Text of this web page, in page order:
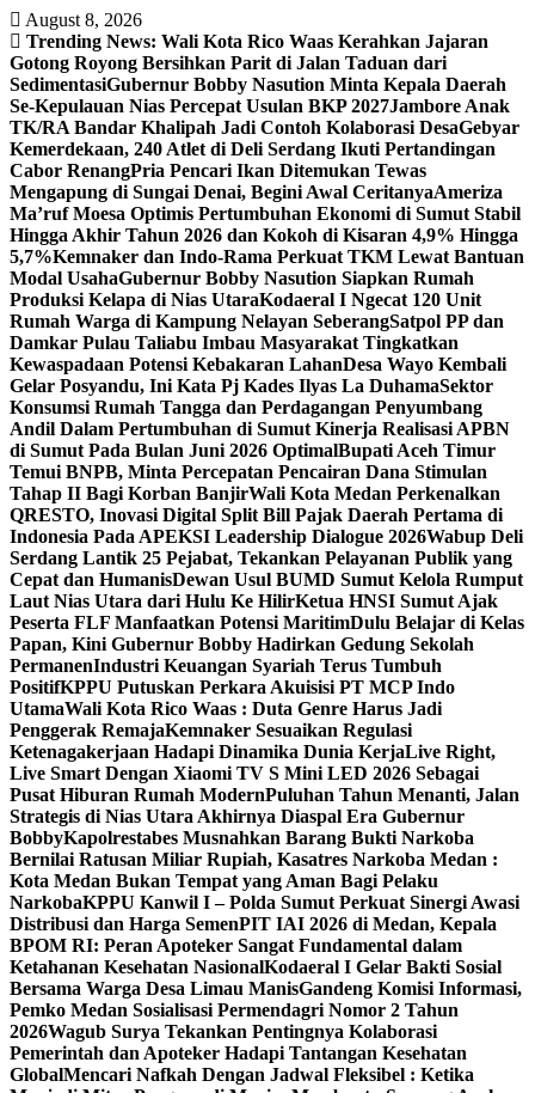
Skip
to
content
August 8, 2026
Trending News: Wali Kota Rico Waas Kerahkan Jajaran
Gotong Royong Bersihkan Parit di Jalan Taduan dari
SedimentasiGubernur Bobby Nasution Minta Kepala Daerah
Se-Kepulauan Nias Percepat Usulan BKP 2027Jambore Anak
TK/RA Bandar Khalipah Jadi Contoh Kolaborasi DesaGebyar
Kemerdekaan, 240 Atlet di Deli Serdang Ikuti Pertandingan
Cabor RenangPria Pencari Ikan Ditemukan Tewas
Mengapung di Sungai Denai, Begini Awal Ceritanya‎Ameriza
Ma’ruf Moesa‎ Optimis Pertumbuhan Ekonomi di Sumut Stabil
Hingga Akhir Tahun 2026 dan Kokoh di Kisaran 4,9% Hingga
5,7%Kemnaker dan Indo-Rama Perkuat TKM Lewat Bantuan
Modal UsahaGubernur Bobby Nasution Siapkan Rumah
Produksi Kelapa di Nias UtaraKodaeral I Ngecat 120 Unit
Rumah Warga di Kampung Nelayan SeberangSatpol PP dan
Damkar Pulau Taliabu Imbau Masyarakat Tingkatkan
Kewaspadaan Potensi Kebakaran LahanDesa Wayo Kembali
Gelar Posyandu, Ini Kata Pj Kades Ilyas La DuhamaSektor
Konsumsi Rumah Tangga dan Perdagangan Penyumbang
Andil Dalam Pertumbuhan di Sumut ‎ Kinerja Realisasi APBN
di Sumut Pada Bulan Juni 2026 Optimal‎‎Bupati Aceh Timur
Temui BNPB, Minta Percepatan Pencairan Dana Stimulan
Tahap II Bagi Korban BanjirWali Kota Medan Perkenalkan
QRESTO, Inovasi Digital Split Bill Pajak Daerah Pertama di
Indonesia Pada APEKSI Leadership Dialogue 2026Wabup Deli
Serdang Lantik 25 Pejabat, Tekankan Pelayanan Publik yang
Cepat dan HumanisDewan Usul BUMD Sumut Kelola Rumput
Laut Nias Utara dari Hulu Ke HilirKetua HNSI Sumut Ajak
Peserta FLF Manfaatkan Potensi MaritimDulu Belajar di Kelas
Papan, Kini Gubernur Bobby Hadirkan Gedung Sekolah
PermanenIndustri Keuangan Syariah Terus Tumbuh
PositifKPPU Putuskan Perkara Akuisisi PT MCP Indo
UtamaWali Kota Rico Waas : Duta Genre Harus Jadi
Penggerak RemajaKemnaker Sesuaikan Regulasi
Ketenagakerjaan Hadapi Dinamika Dunia KerjaLive Right,
Live Smart Dengan Xiaomi TV S Mini LED 2026 Sebagai
Pusat Hiburan Rumah ModernPuluhan Tahun Menanti, Jalan
Strategis di Nias Utara Akhirnya Diaspal Era Gubernur
BobbyKapolrestabes Musnahkan Barang Bukti Narkoba
Bernilai Ratusan Miliar Rupiah, Kasatres Narkoba Medan :
Kota Medan Bukan Tempat yang Aman Bagi Pelaku
NarkobaKPPU Kanwil I – Polda Sumut Perkuat Sinergi Awasi
Distribusi dan Harga SemenPIT IAI 2026 di Medan, Kepala
BPOM RI: Peran Apoteker Sangat Fundamental dalam
Ketahanan Kesehatan NasionalKodaeral I Gelar Bakti Sosial
Bersama Warga Desa Limau ManisGandeng Komisi Informasi,
Pemko Medan Sosialisasi Permendagri Nomor 2 Tahun
2026Wagub Surya Tekankan Pentingnya Kolaborasi
Pemerintah dan Apoteker Hadapi Tantangan Kesehatan
GlobalMencari Nafkah Dengan Jadwal Fleksibel : Ketika